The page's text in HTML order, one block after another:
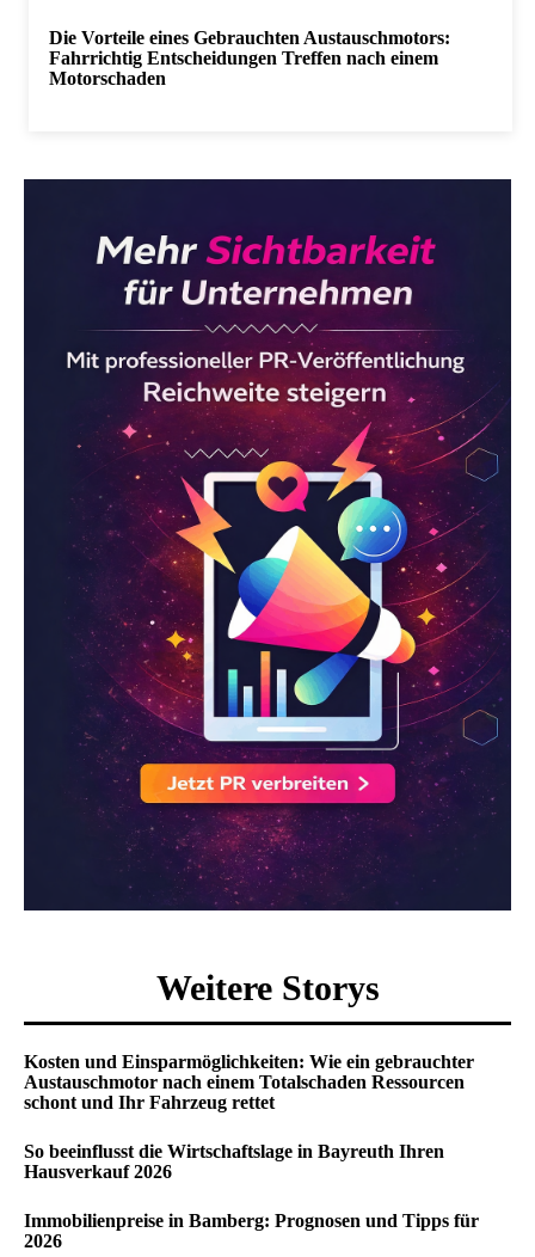
Die Vorteile eines Gebrauchten Austauschmotors:
Fahrrichtig Entscheidungen Treffen nach einem
Motorschaden
Weitere Storys
Kosten und Einsparmöglichkeiten: Wie ein gebrauchter
Austauschmotor nach einem Totalschaden Ressourcen
schont und Ihr Fahrzeug rettet
So beeinflusst die Wirtschaftslage in Bayreuth Ihren
Hausverkauf 2026
Immobilienpreise in Bamberg: Prognosen und Tipps für
2026